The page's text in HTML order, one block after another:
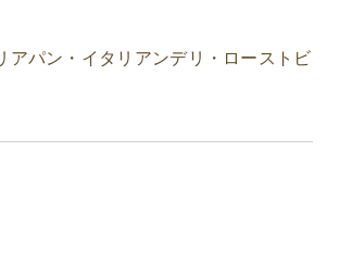
アパン・イタリアンデリ・ローストビ